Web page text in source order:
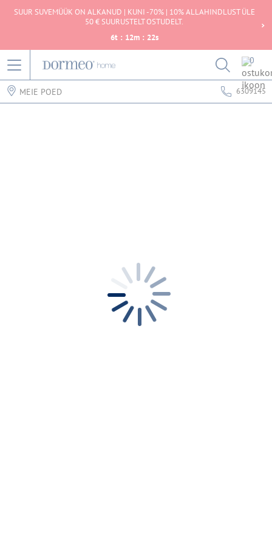
SUUR SUVEMÜÜK ON ALKANUD | KUNI -70% | 10% ALLAHINDLUST ÜLE
50 € SUURUSTELT OSTUDELT.
6t : 12m : 22s
0
MEIE POED 6309145